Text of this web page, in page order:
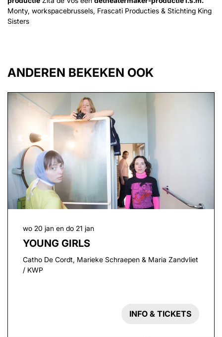
Monty, workspacebrussels, Frascati Producties & Stichting King
Sisters
ANDEREN BEKEKEN OOK
YOUNG GIRLS
Catho De Cordt, Marieke Schraepen & Maria Zandvliet
/ KWP
wo 20 jan en do 21 jan
INFO & TICKETS